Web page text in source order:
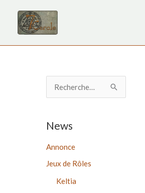
contenu
e
r
News
Annonce
Jeux de Rôles
Keltia